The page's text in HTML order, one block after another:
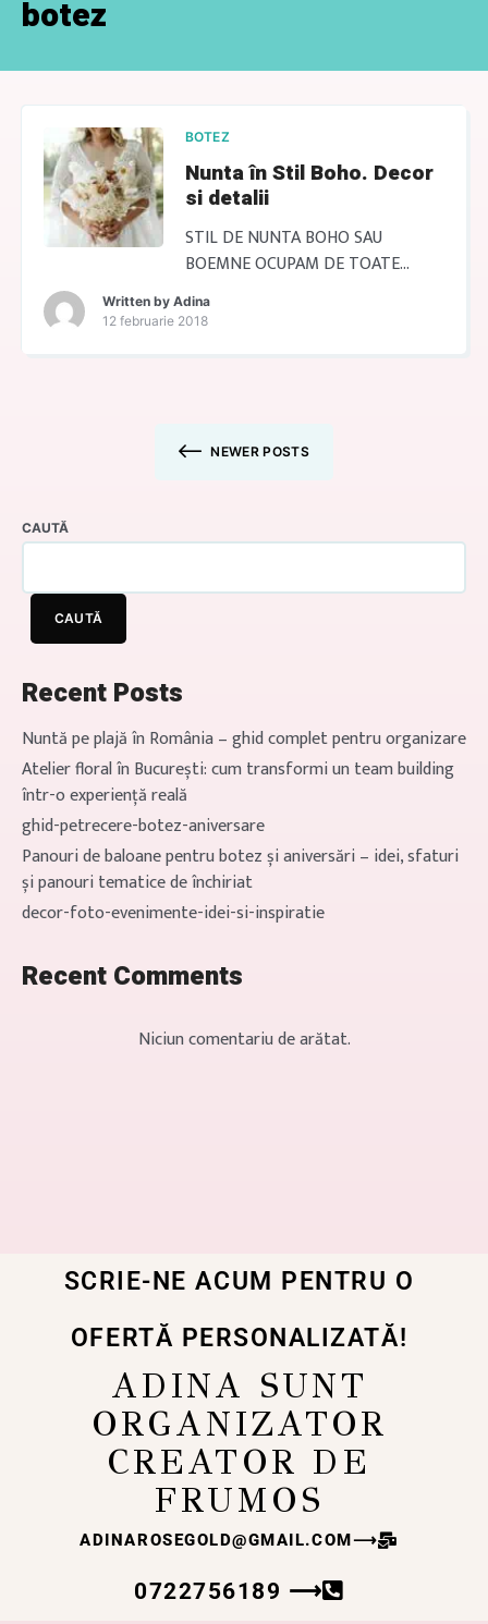
botez
BOTEZ
Nunta în Stil Boho. Decor
si detalii
STIL DE NUNTA BOHO SAU
BOEMNE OCUPAM DE TOATE
DETALIILE Transformă-ți nunta
într-un vis boho! Stilul de nuntă
aranjamente florale naturale,
autentică […]
Written by Adina
12 februarie 2018
NEWER POSTS
CAUTĂ
CAUTĂ
Recent Posts
Nuntă pe plajă în România – ghid complet pentru organizare
Atelier floral în București: cum transformi un team building
într-o experiență reală
ghid-petrecere-botez-aniversare
Panouri de baloane pentru botez și aniversări – idei, sfaturi
și panouri tematice de închiriat
decor-foto-evenimente-idei-si-inspiratie
Recent Comments
Niciun comentariu de arătat.
SCRIE-NE ACUM PENTRU O
OFERTĂ PERSONALIZATĂ!
ADINA SUNT
ORGANIZATOR
CREATOR DE
FRUMOS
ADINAROSEGOLD@GMAIL.COM⟶
0722756189 ⟶